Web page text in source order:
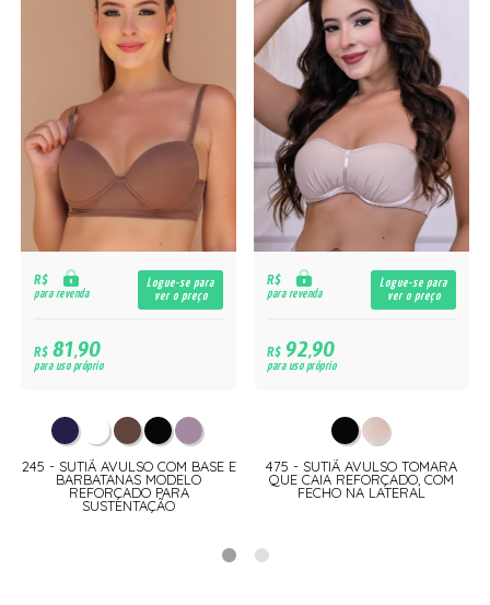
R$
para revenda
Logue-se para
ver o preço
R$81,90
para uso próprio
245 - SUTIÃ AVULSO COM BASE E
BARBATANAS MODELO
REFORÇADO PARA
SUSTENTAÇÃO
R$
para revenda
Logue-se para
ver o preço
R$92,90
para uso próprio
475 - SUTIÃ AVULSO TOMARA
QUE CAIA REFORÇADO, COM
FECHO NA LATERAL